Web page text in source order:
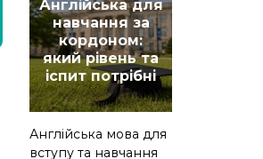
Англійська для
навчання за
кордоном:
який рівень та
іспит потрібні
Англійська мова для
вступу та навчання